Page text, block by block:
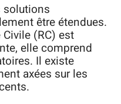
solutions
être étendues.
(RC) est
elle comprend
Il existe
axées sur les